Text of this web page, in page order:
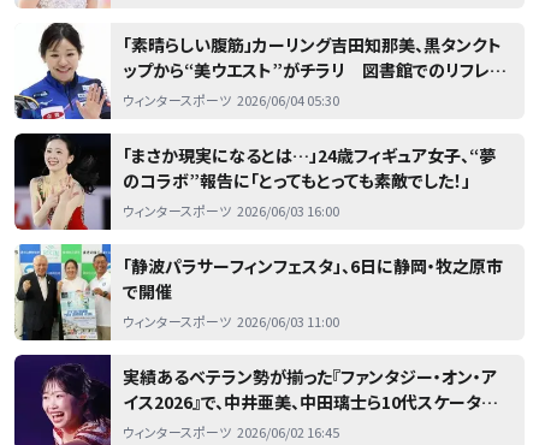
「素晴らしい腹筋」カーリング吉田知那美、黒タンクト
ップから“美ウエスト”がチラリ 図書館でのリフレッ
シュ姿も披露
ウィンタースポーツ 2026/06/04 05:30
「まさか現実になるとは…」24歳フィギュア女子、“夢
のコラボ”報告に「とってもとっても素敵でした！」
ウィンタースポーツ 2026/06/03 16:00
「静波パラサーフィンフェスタ」、6日に静岡・牧之原市
で開催
ウィンタースポーツ 2026/06/03 11:00
実績あるベテラン勢が揃った『ファンタジー・オン・ア
イス2026』で、中井亜美、中田璃士ら10代スケーター
が躍動
ウィンタースポーツ 2026/06/02 16:45